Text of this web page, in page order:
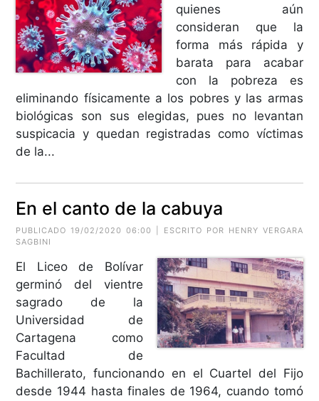
quienes aún
consideran que la
forma más rápida y
barata para acabar
con la pobreza es
eliminando físicamente a los pobres y las armas
biológicas son sus elegidas, pues no levantan
suspicacia y quedan registradas como víctimas
de la...
En el canto de la cabuya
PUBLICADO 19/02/2020 06:00 | ESCRITO POR HENRY VERGARA
SAGBINI
El Liceo de Bolívar
germinó del vientre
sagrado de la
Universidad de
Cartagena como
Facultad de
Bachillerato, funcionando en el Cuartel del Fijo
desde 1944 hasta finales de 1964, cuando tomó